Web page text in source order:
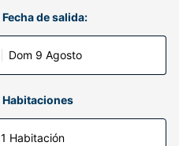
Fecha de salida:
Dom 9 Agosto
Habitaciones
1 Habitación